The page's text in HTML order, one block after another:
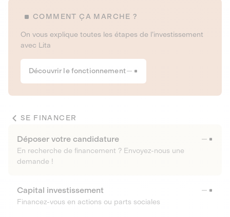
COMMENT ÇA MARCHE ?
On vous explique toutes les étapes de l’investissement
avec Lita
Découvrir le fonctionnement
SE FINANCER
Déposer votre candidature
En recherche de financement ? Envoyez-nous une
demande !
Capital investissement
Financez-vous en actions ou parts sociales